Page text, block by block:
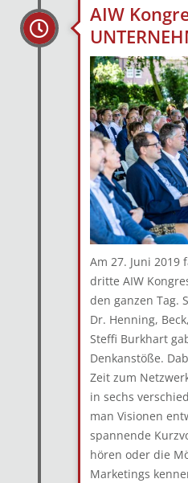
AIW
Am 27. Juni 2019
dritte AIW
den ganzen Tag.
Dr. Henning,
Steffi Burkhart
Denkanstöße.
Zeit zum
in sechs
man Visionen
spannende
hören oder die
Marketings